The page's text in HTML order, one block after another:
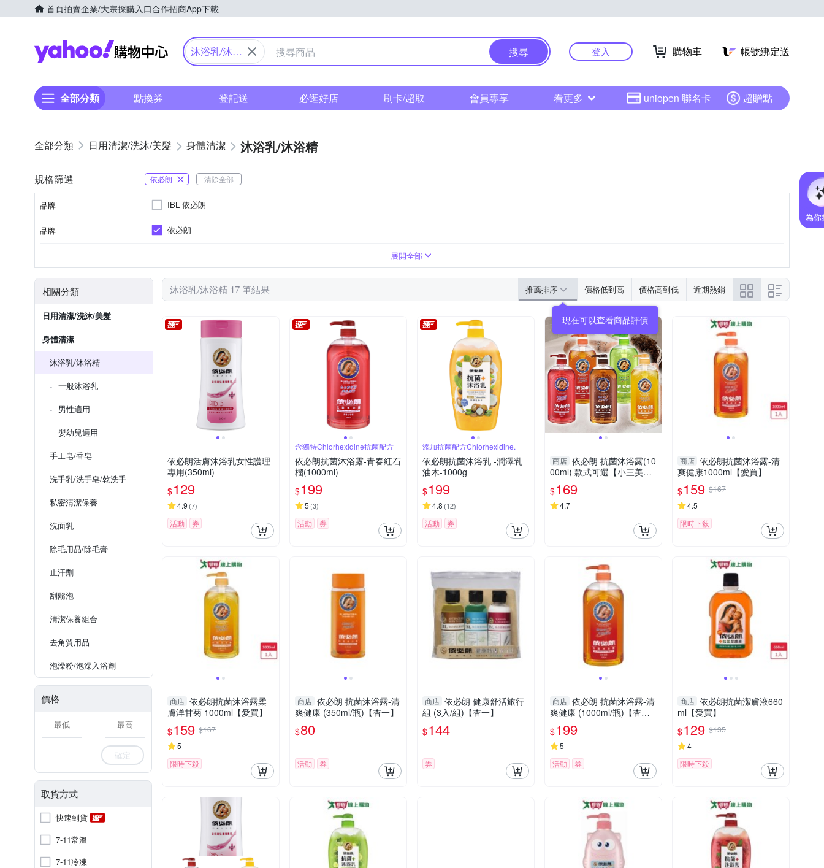
首頁拍賣企業/大宗採購入口合作招商App下載
Yahoo購物中心
沐浴乳/沐浴
搜尋 登入 購物車 帳號綁定送
全部分類 點換券 登記送 必逛好店 刷卡/超取 會員專享 看更多 uniopen 聯名卡 超贈點
日用清潔/洗沐/美髮 身體清潔 沐浴乳/沐浴精
規格篩選 依必朗 清除全部
品牌 IBL 依必朗
品牌 依必朗
商品標示 4年
展開全部
相關分類
日用清潔/洗沐/美髮
身體清潔
沐浴乳/沐浴精
一般沐浴乳
男性適用
嬰幼兒適用
手工皂/香皂
洗手乳/洗手皂/乾洗手
私密清潔保養
洗面乳
除毛用品/除毛膏
止汗劑
刮鬍泡
清潔保養組合
去角質用品
泡澡粉/泡澡入浴劑
價格
-
確定
取貨方式
快速到貨
7-11常溫
7-11冷凍
沐浴乳/沐浴精 17 筆結果 推薦排序 價格低到高 價格高到低 近期熱銷
依必朗活膚沐浴乳女性護理
專用(350ml)
$129
4.9 (7)
活動 券
含獨特Chlorhexidine抗菌配方
依必朗抗菌沐浴露-青春紅石
榴(1000ml)
$199
5 (3)
活動 券
添加抗菌配方Chlorhexidine,
依必朗抗菌沐浴乳 -潤澤乳
油木-1000g
$199
4.8 (12)
活動 券
商店 依必朗 抗菌沐浴露(10
00ml) 款式可選【小三美
日】DS002353 增強抵抗力
新品
$169
4.7
商店 依必朗抗菌沐浴露-清
爽健康1000ml【愛買】
$159 $167
4.5
限時下殺
商店 依必朗抗菌沐浴露柔
膚洋甘菊 1000ml【愛買】
$159 $167
5
限時下殺
商店 依必朗 抗菌沐浴露-清
爽健康 (350ml/瓶)【杏一】
$80
活動 券
商店 依必朗 健康舒活旅行
組 (3入/組)【杏一】
$144
券
商店 依必朗 抗菌沐浴露-清
爽健康 (1000ml/瓶)【杏
一】
$199
5
活動
券
商店 依必朗抗菌潔膚液660
ml【愛買】
$129 $135
4
限時下殺